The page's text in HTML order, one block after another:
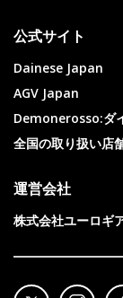
公式サイト
Dainese Japan
AGV Japan
Demonerosso:ダ
全国の取り扱い店
運営会社
株式会社ユーロギ